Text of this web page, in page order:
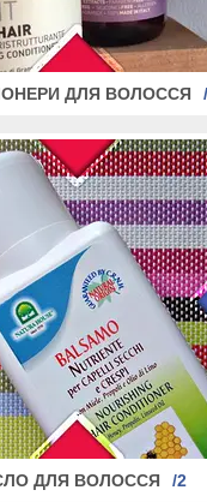
ДЛЯ ВОЛОССЯ
ДЛЯ ВОЛОССЯ 2